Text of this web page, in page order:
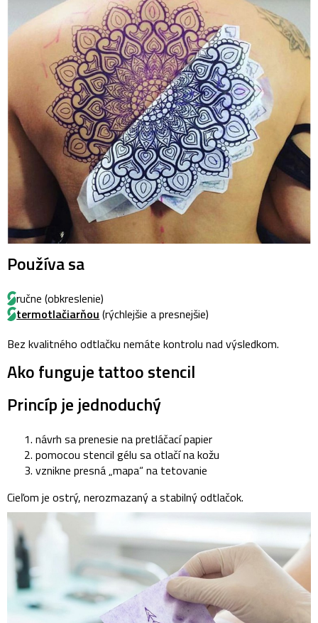
Používa sa
ručne (obkreslenie)
termotlačiarňou (rýchlejšie a presnejšie)
Bez kvalitného odtlačku nemáte kontrolu nad výsledkom.
Ako funguje tattoo stencil
Princíp je jednoduchý
návrh sa prenesie na pretláčací papier
pomocou stencil gélu sa otlačí na kožu
vznikne presná „mapa“ na tetovanie
Cieľom je ostrý, nerozmazaný a stabilný odtlačok.